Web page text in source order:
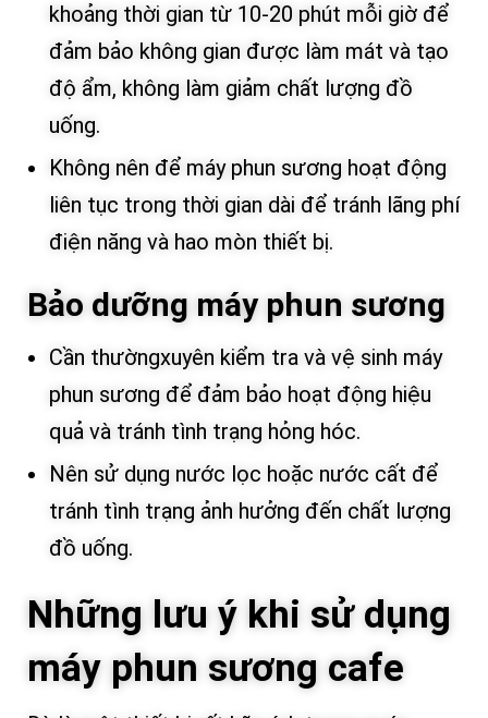
khoảng thời gian từ 10-20 phút mỗi giờ để
đảm bảo không gian được làm mát và tạo
độ ẩm, không làm giảm chất lượng đồ
uống.
Không nên để máy phun sương hoạt động
liên tục trong thời gian dài để tránh lãng phí
điện năng và hao mòn thiết bị.
Bảo dưỡng máy phun sương
Cần thườngxuyên kiểm tra và vệ sinh máy
phun sương để đảm bảo hoạt động hiệu
quả và tránh tình trạng hỏng hóc.
Nên sử dụng nước lọc hoặc nước cất để
tránh tình trạng ảnh hưởng đến chất lượng
đồ uống.
Những lưu ý khi sử dụng
máy phun sương cafe